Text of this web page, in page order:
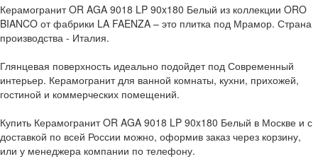
Керамогранит OR AGA 9018 LP 90x180 Белый из коллекции ORO
BIANCO от фабрики LA FAENZA – это плитка под Мрамор. Страна
производства - Италия.
Глянцевая поверхность идеально подойдет под Современный
интерьер. Керамогранит для ванной комнаты, кухни, прихожей,
гостиной и коммерческих помещений.
Купить Керамогранит OR AGA 9018 LP 90x180 Белый в Москве и с
доставкой по всей России можно, оформив заказ через корзину,
или у менеджера компании по телефону.